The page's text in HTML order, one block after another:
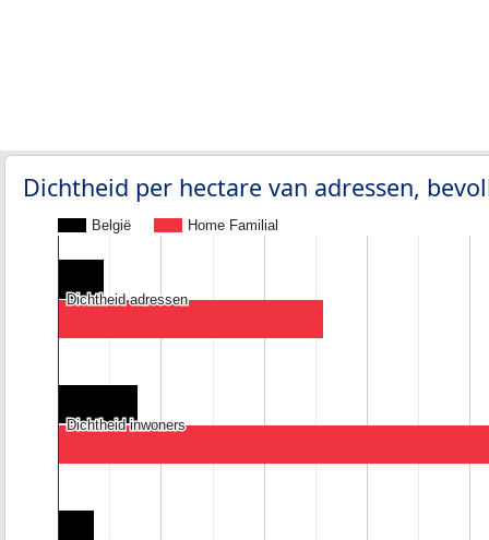
Dichtheid per hectare van adressen,
België Home Familial
Dichtheid adressen
Dichtheid adressen
Dichtheid inwoners
Dichtheid inwoners